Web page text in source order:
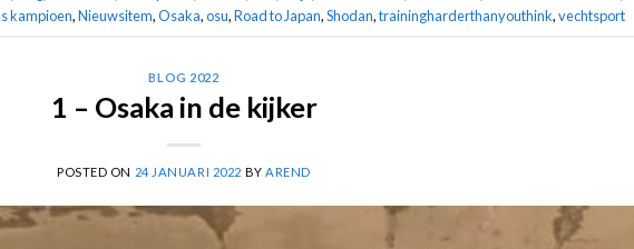
kampioen,Nieuwsitem,Osaka,osu,Road to Japan,Shodan,trainingharderthanyouthink,vechtsport
BLOG 2022
1 – Osaka in de kijker
POSTED ON 24 JANUARI 2022 BYAREND